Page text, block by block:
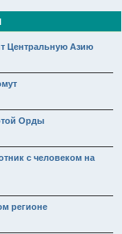
Центральную Азию
Орды
с человеком на
регионе